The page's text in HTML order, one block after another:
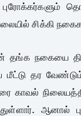
சிக்கி
தங்க நகையை
தர வேண்டும்
காவல்
ஆனால்